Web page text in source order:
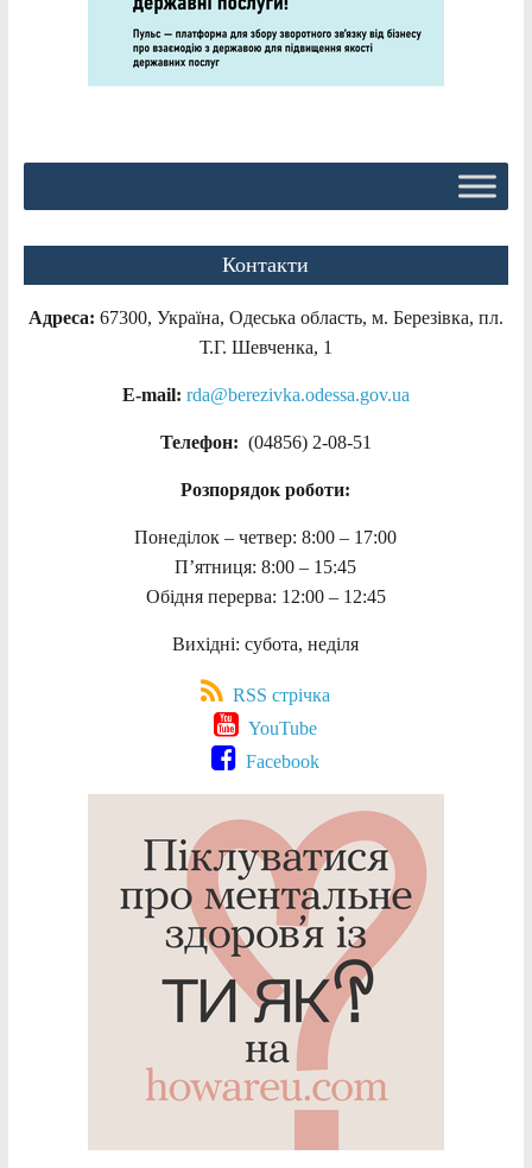
Контакти
Адреса: 67300, Україна, Одеська область, м. Березівка, пл.
Т.Г. Шевченка, 1
E-mail: rda@berezivka.odessa.gov.ua
Телефон: (04856) 2-08-51
Розпорядок роботи:
Понеділок – четвер: 8:00 – 17:00
П’ятниця: 8:00 – 15:45
Обідня перерва: 12:00 – 12:45
Вихідні: субота, неділя
RSS стрічка
YouTube
Facebook